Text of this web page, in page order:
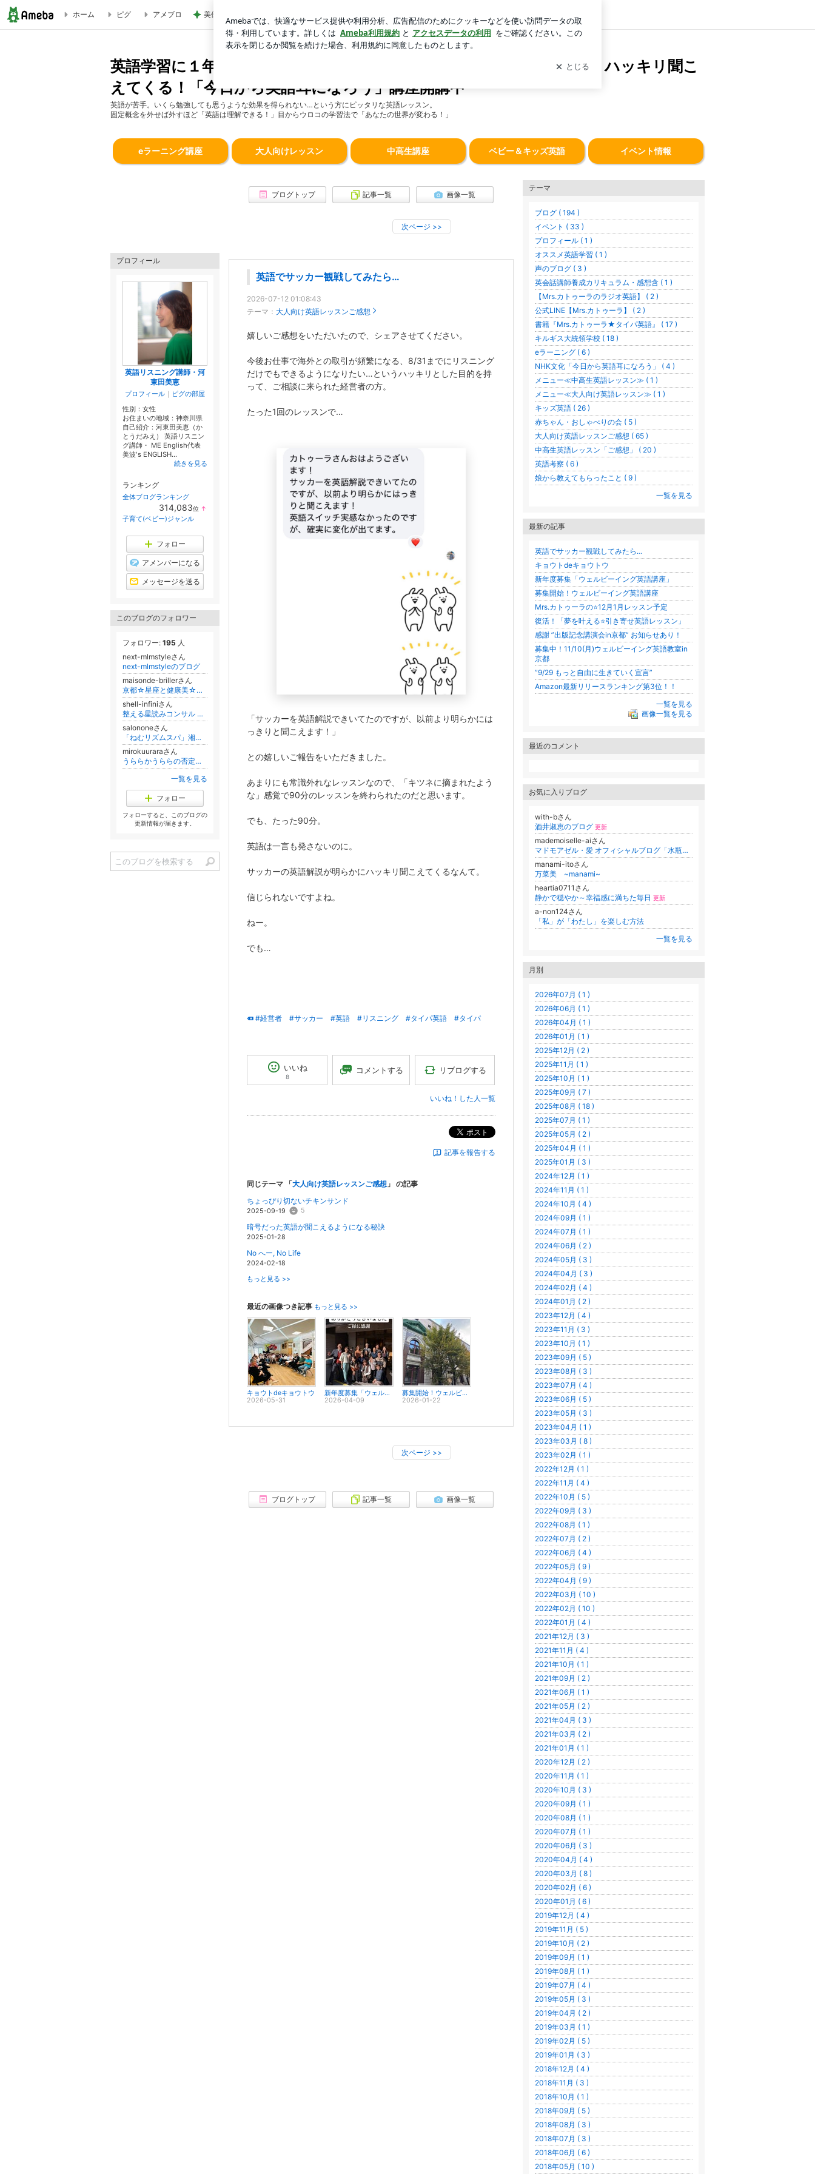
英語学習に１年も必要ない！たった１回で外国人が話す英語がゆっくりハッキリ聞こえてくる！「今日から英語耳になろう」講座開講中
ホーム ピグ アメブロ 美優 知覚過敏の人は入れすぎ注意 ログイン
英語学習に１年も必要ない！たった１回で外国人が話す英語がゆっくりハッキリ聞こ
えてくる！「今日から英語耳になろう」講座開講中
英語が苦手。いくら勉強しても思うような効果を得られない…という方にピッタリな英語レッスン。
固定概念を外せば外すほど「英語は理解できる！」目からウロコの学習法で「あなたの世界が変わる！」
ブログトップ 記事一覧 画像一覧
次ページ >>
英語でサッカー観戦してみたら…
2026-07-12 01:08:43
テーマ： 大人向け英語レッスンご感想
嬉しいご感想をいただいたので、シェアさせてください。
今後お仕事で海外との取引が頻繁になる、8/31までにリスニング
だけでもできるようになりたい…というハッキリとした目的を持
って、ご相談に来られた経営者の方。
たった1回のレッスンで…
「サッカーを英語解説できいてたのですが、以前より明らかには
っきりと聞こえます！」
との嬉しいご報告をいただきました。
あまりにも常識外れなレッスンなので、「キツネに摘まれたよう
な」感覚で90分のレッスンを終わられたのだと思います。
でも、たった90分。
英語は一言も発さないのに。
サッカーの英語解説が明らかにハッキリ聞こえてくるなんて。
信じられないですよね。
ねー。
でも…
#経営者 #サッカー #英語 #リスニング #タイパ英語 #タイパ
いいね
8
コメントする リブログする
いいね！した人一覧
ポスト
記事を報告する
同じテーマ 「大人向け英語レッスンご感想 」 の記事
ちょっぴり切ないチキンサンド
2025-09-19 5
暗号だった英語が聞こえるようになる秘訣
2025-01-28
No へー, No Life
2024-02-18
もっと見る >>
最近の画像つき記事 もっと見る >>
キョウトdeキョウトウ
2026-05-31
新年度募集「ウェルビーイング英語講座」
2026-04-09
募集開始！ウェルビーイング英語講座
2026-01-22
次ページ >>
ブログトップ 記事一覧 画像一覧
テーマ
ブログ ( 194 )
イベント ( 33 )
プロフィール ( 1 )
オススメ英語学習 ( 1 )
声のブログ ( 3 )
英会話講師養成カリキュラム・感想含 ( 1 )
【Mrs.カトゥーラのラジオ英語】 ( 2 )
公式LINE【Mrs.カトゥーラ】 ( 2 )
書籍『Mrs.カトゥーラ★タイパ英語』 ( 17 )
キルギス大統領学校 ( 18 )
eラーニング ( 6 )
NHK文化「今日から英語耳になろう」 ( 4 )
メニュー≪中高生英語レッスン≫ ( 1 )
メニュー≪大人向け英語レッスン≫ ( 1 )
キッズ英語 ( 26 )
赤ちゃん・おしゃべりの会 ( 5 )
大人向け英語レッスンご感想 ( 65 )
中高生英語レッスン「ご感想」 ( 20 )
英語考察 ( 6 )
娘から教えてもらったこと ( 9 )
一覧を見る
最新の記事
英語でサッカー観戦してみたら…
キョウトdeキョウトウ
新年度募集「ウェルビーイング英語講座」
募集開始！ウェルビーイング英語講座
Mrs.カトゥーラの⭐️12月1月レッスン予定
復活！「夢を叶える⭐️引き寄せ英語レッスン」
感謝 ”出版記念講演会in京都” お知らせあり！
募集中！11/10(月)ウェルビーイング英語教室in
京都
”9/29 もっと自由に生きていく宣言”
Amazon最新リリースランキング第3位！！
一覧を見る
画像一覧を見る
最近のコメント
お気に入りブログ
with-bさん
酒井淑恵のブログ 更新
mademoiselle-aiさん
マドモアゼル・愛 オフィシャルブログ「水瓶座時代」Powered by Ameba
manami-itoさん
万菜美 ~manami~
heartia0711さん
静かで穏やか～幸福感に満ちた毎日 更新
a-non124さん
「私」が「わたし」を楽しむ方法
一覧を見る
月別
2026年07月 ( 1 )
2026年06月 ( 1 )
2026年04月 ( 1 )
2026年01月 ( 1 )
2025年12月 ( 2 )
2025年11月 ( 1 )
2025年10月 ( 1 )
2025年09月 ( 7 )
2025年08月 ( 18 )
2025年07月 ( 1 )
2025年05月 ( 2 )
2025年04月 ( 1 )
2025年01月 ( 3 )
2024年12月 ( 1 )
2024年11月 ( 1 )
2024年10月 ( 4 )
2024年09月 ( 1 )
2024年07月 ( 1 )
2024年06月 ( 2 )
2024年05月 ( 3 )
2024年04月 ( 3 )
2024年02月 ( 4 )
2024年01月 ( 2 )
2023年12月 ( 4 )
2023年11月 ( 3 )
2023年10月 ( 1 )
2023年09月 ( 5 )
2023年08月 ( 3 )
2023年07月 ( 4 )
2023年06月 ( 5 )
2023年05月 ( 3 )
2023年04月 ( 1 )
2023年03月 ( 8 )
2023年02月 ( 1 )
2022年12月 ( 1 )
2022年11月 ( 4 )
2022年10月 ( 5 )
2022年09月 ( 3 )
2022年08月 ( 1 )
2022年07月 ( 2 )
2022年06月 ( 4 )
2022年05月 ( 9 )
2022年04月 ( 9 )
2022年03月 ( 10 )
2022年02月 ( 10 )
2022年01月 ( 4 )
2021年12月 ( 3 )
2021年11月 ( 4 )
2021年10月 ( 1 )
2021年09月 ( 2 )
2021年06月 ( 1 )
2021年05月 ( 2 )
2021年04月 ( 3 )
2021年03月 ( 2 )
2021年01月 ( 1 )
2020年12月 ( 2 )
2020年11月 ( 1 )
2020年10月 ( 3 )
2020年09月 ( 1 )
2020年08月 ( 1 )
2020年07月 ( 1 )
2020年06月 ( 3 )
2020年04月 ( 4 )
2020年03月 ( 8 )
2020年02月 ( 6 )
2020年01月 ( 6 )
2019年12月 ( 4 )
2019年11月 ( 5 )
2019年10月 ( 2 )
2019年09月 ( 1 )
2019年08月 ( 1 )
2019年07月 ( 4 )
2019年05月 ( 3 )
2019年04月 ( 2 )
2019年03月 ( 1 )
2019年02月 ( 5 )
2019年01月 ( 3 )
2018年12月 ( 4 )
2018年11月 ( 3 )
2018年10月 ( 1 )
2018年09月 ( 5 )
2018年08月 ( 3 )
2018年07月 ( 3 )
2018年06月 ( 6 )
2018年05月 ( 10 )
eラーニング講座 大人向けレッスン 中高生講座 ベビー＆キッズ英語 イベント情報
プロフィール
英語リスニング講師・河
東田美恵
プロフィール ｜ ピグの部屋
性別： 女性
お住まいの地域： 神奈川県
自己紹介：河東田美恵（か
とうだみえ） 英語リスニン
グ講師・ ME English代表
美波's ENGLISH...
続きを見る
ランキング
全体ブログランキング
314,083位 ↑
子育て(ベビー)ジャンル
フォロー
アメンバーになる
メッセージを送る
このブログのフォロワー
フォロワー: 195 人
next-mlmstyleさん
next-mlmstyleのブログ
maisonde-brillerさん
京都☆星座と健康美☆あなたの魅力・能力・運命を目覚めさせる魔女サロン『ハチミツ療法』『宝石療法』『ボディセラピー』
shell-infiniさん
整える星読みコンサル ｜ Shell
salononeさん
「ねむリズムスパ」湘南・鎌倉 睡眠改善専門サロン
mirokuuraraさん
うららかうららの否定しない【全力応援】ブログ
一覧を見る
フォロー
フォローすると、このブログの
更新情報が届きます。